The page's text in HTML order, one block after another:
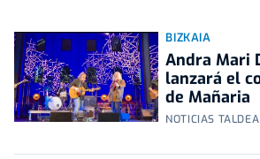
BIZKAIA
Andra Mari
lanzará el
de Mañaria
NOTICIAS